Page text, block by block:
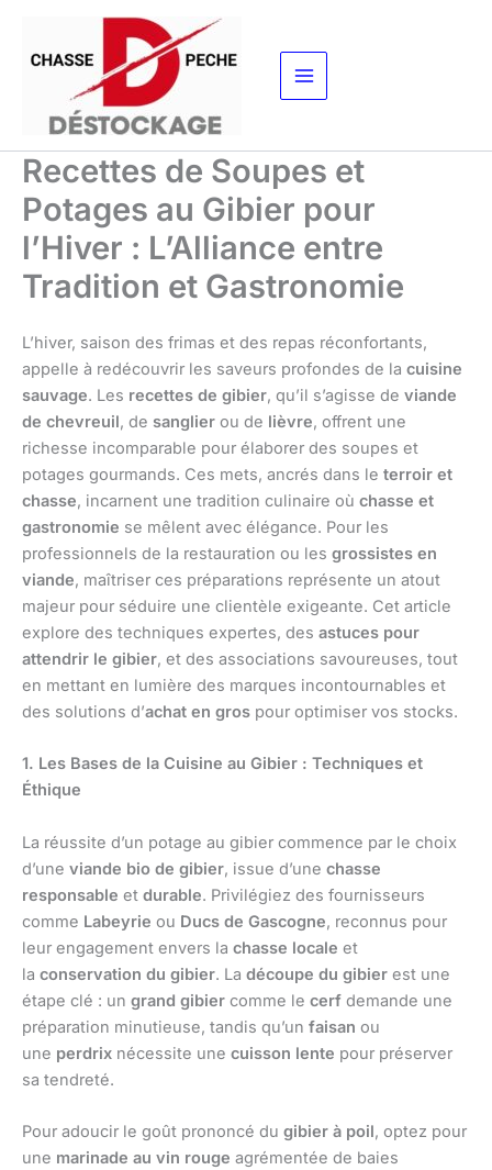
contenu
Recettes de Soupes et
Potages au Gibier pour
l’Hiver : L’Alliance entre
Tradition et Gastronomie
L’hiver, saison des frimas et des repas réconfortants,
appelle à redécouvrir les saveurs profondes de la cuisine
sauvage. Les recettes de gibier, qu’il s’agisse de viande
de chevreuil, de sanglier ou de lièvre, offrent une
richesse incomparable pour élaborer des soupes et
potages gourmands. Ces mets, ancrés dans le terroir et
chasse, incarnent une tradition culinaire où chasse et
gastronomie se mêlent avec élégance. Pour les
professionnels de la restauration ou les grossistes en
viande, maîtriser ces préparations représente un atout
majeur pour séduire une clientèle exigeante. Cet article
explore des techniques expertes, des astuces pour
attendrir le gibier, et des associations savoureuses, tout
en mettant en lumière des marques incontournables et
des solutions d’achat en gros pour optimiser vos stocks.
1. Les Bases de la Cuisine au Gibier : Techniques et
Éthique
La réussite d’un potage au gibier commence par le choix
d’une viande bio de gibier, issue d’une chasse
responsable et durable. Privilégiez des fournisseurs
comme Labeyrie ou Ducs de Gascogne, reconnus pour
leur engagement envers la chasse locale et
la conservation du gibier. La découpe du gibier est une
étape clé : un grand gibier comme le cerf demande une
préparation minutieuse, tandis qu’un faisan ou
une perdrix nécessite une cuisson lente pour préserver
sa tendreté.
Pour adoucir le goût prononcé du gibier à poil, optez pour
une marinade au vin rouge agrémentée de baies